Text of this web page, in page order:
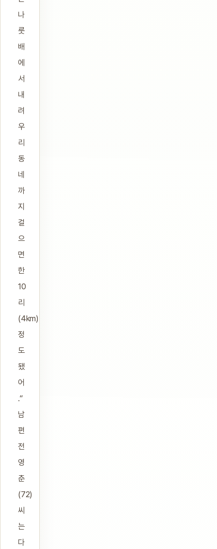
나
룻
배
에
서
내
려
우
리
동
네
까
지
걸
으
면
한
10
리
(4km)
정
도
됐
어
.”
남
편
전
영
춘
(72)
씨
는
다